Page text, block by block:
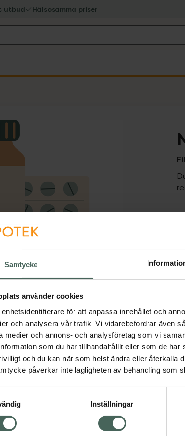
Samtycke
använder cookies
för att anpassa innehållet och
och analysera vår trafik. Vi vidarebefordrar även
medier och annons- och analysföretag som vi
som du har tillhandahållit eller som de
och du kan när som helst ändra eller återkalla
påverkar inte lagligheten av behandling som
Inställningar
utbud Hälsosamma priser
innan användning.
Visa